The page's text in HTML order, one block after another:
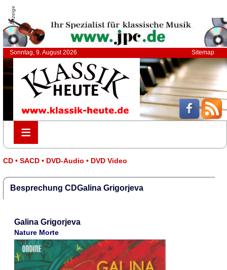
Anzeige
Sonntag, 9. August 2026 Sitemap
≡
≡
CD • SACD • DVD-Audio • DVD Video
Besprechung CDGalina Grigorjeva
Galina Grigorjeva
Nature Morte